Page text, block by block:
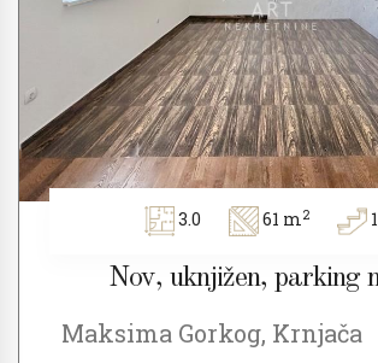
3.0 61 m2
Nov, uknjižen, parking
Maksima Gorkog, Krnjača